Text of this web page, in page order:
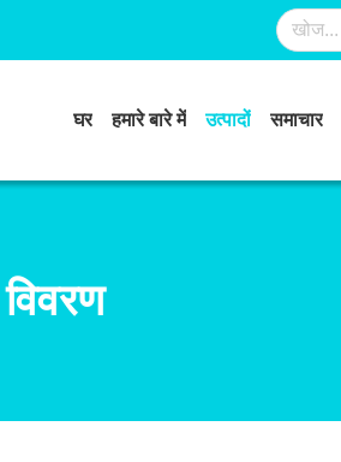
घर हमारे बारे में उत्पादों समाचार